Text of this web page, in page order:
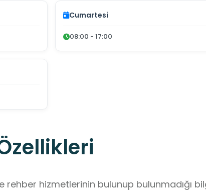
Cumartesi
08:00 - 17:00
rehber hizmetlerinin bulunup bulunmadığı